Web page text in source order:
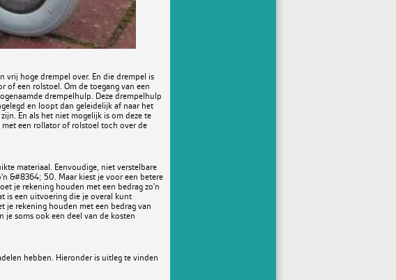
vrij hoge drempel over. En die drempel is
of een rolstoel. Om de toegang van een
drempelhulp. Deze drempelhulp
en loopt dan geleidelijk af naar het
En als het niet mogelijk is om deze te
een rollator of rolstoel toch over de
materiaal. Eenvoudige, niet verstelbare
&#8364; 50. Maar kiest je voor een betere
je rekening houden met een bedrag zo'n
is een uitvoering die je overal kunt
je rekening houden met een bedrag van
je soms ook een deel van de kosten
hebben. Hieronder is uitleg te vinden